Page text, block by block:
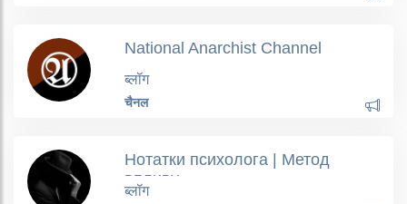
National Anarchist Channel
ब्लॉग
चैनल
Нотатки психолога | Метод
впливу
ब्लॉग